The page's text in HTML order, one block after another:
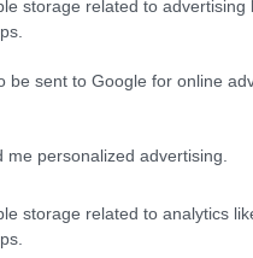
storage related to advertising
be sent to Google for online
personalized advertising.
storage related to analytics
πρέπει να
η πλειοψηφία.
δηλαδή μετά την
νέο πρόεδρο.